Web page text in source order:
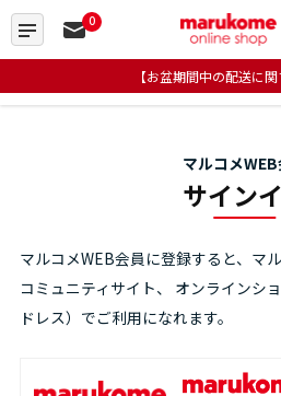
0
【お盆期間中の配送に関
マルコメ
サイン
マルコメWEB会員に登録すると、マ
コミュニティサイト、
オンラインシ
ドレス）でご利用になれます。